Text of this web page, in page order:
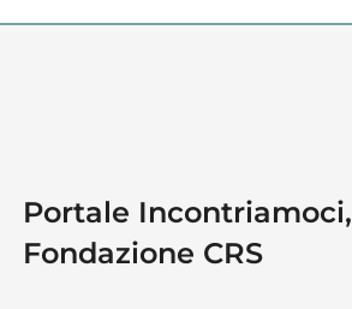
Portale Incontriamoci,
Fondazione CRS